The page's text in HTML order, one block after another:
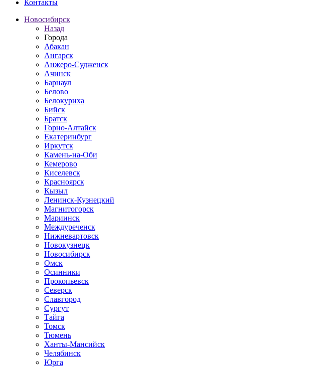
Контакты
Новосибирск
Назад
Города
Абакан
Ангарск
Анжеро-Судженск
Ачинск
Барнаул
Белово
Белокуриха
Бийск
Братск
Горно-Алтайск
Екатеринбург
Иркутск
Камень-на-Оби
Кемерово
Киселевск
Красноярск
Кызыл
Ленинск-Кузнецкий
Магнитогорск
Мариинск
Междуреченск
Нижневартовск
Новокузнецк
Новосибирск
Омск
Осинники
Прокопьевск
Северск
Славгород
Сургут
Тайга
Томск
Тюмень
Ханты-Мансийск
Челябинск
Юрга